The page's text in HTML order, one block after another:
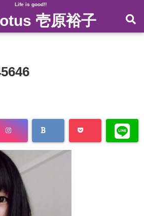
Life is good!!
壱原裕子